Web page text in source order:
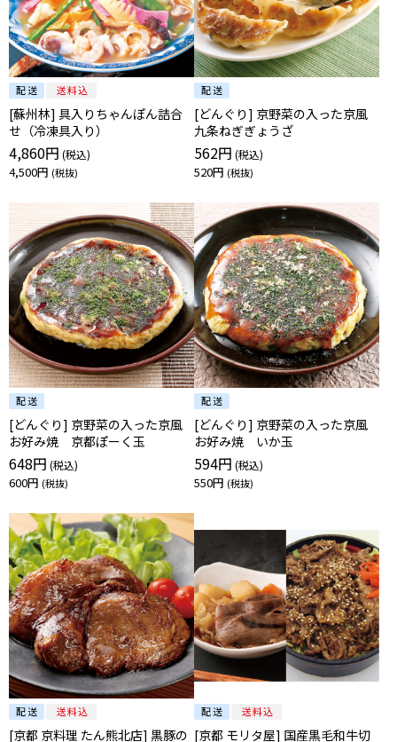
[蘇州林] 具入りちゃんぽん詰合
せ（冷凍具入り）
4,860円
4,500円
[どんぐり] 京野菜の入った京風
九条ねぎぎょうざ
562円
520円
[どんぐり] 京野菜の入った京風
お好み焼 京都ぽーく玉
648円
600円
[どんぐり] 京野菜の入った京風
お好み焼 いか玉
594円
550円
[京都 京料理 たん熊北店] 黒豚の [京都 モリタ屋] 国産黒毛和牛切